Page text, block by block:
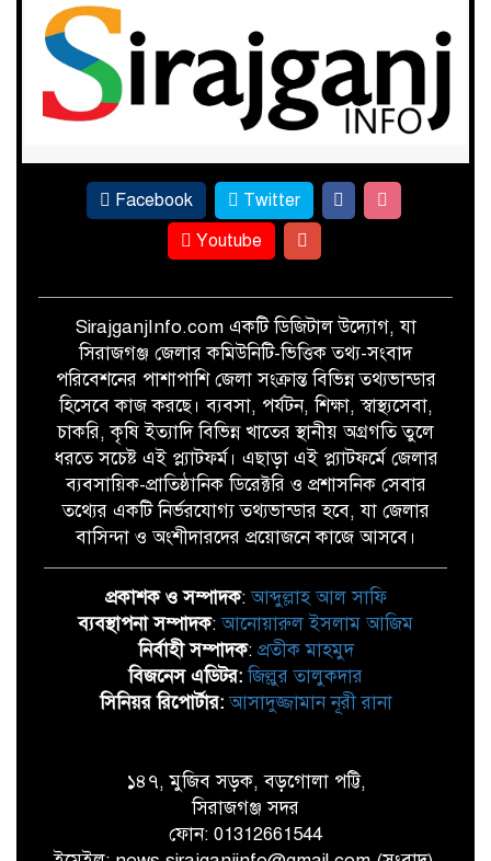
কর্মশালা
Facebook
Twitter
Youtube
SirajganjInfo.com একটি ডিজিটাল উদ্যোগ, যা
সিরাজগঞ্জ জেলার কমিউনিটি-ভিত্তিক তথ্য-সংবাদ
পরিবেশনের পাশাপাশি জেলা সংক্রান্ত বিভিন্ন তথ্যভান্ডার
হিসেবে কাজ করছে। ব্যবসা, পর্যটন, শিক্ষা, স্বাস্থ্যসেবা,
চাকরি, কৃষি ইত্যাদি বিভিন্ন খাতের স্থানীয় অগ্রগতি তুলে
ধরতে সচেষ্ট এই প্ল্যাটফর্ম। এছাড়া এই প্ল্যাটফর্মে জেলার
ব্যবসায়িক-প্রাতিষ্ঠানিক ডিরেক্টরি ও প্রশাসনিক সেবার
তথ্যের একটি নির্ভরযোগ্য তথ্যভান্ডার হবে, যা জেলার
বাসিন্দা ও অংশীদারদের প্রয়োজনে কাজে আসবে।
প্রকাশক ও সম্পাদক:আব্দুল্লাহ আল সাফি
ব্যবস্থাপনা সম্পাদক:আনোয়ারুল ইসলাম আজিম
নির্বাহী সম্পাদক: প্রতীক মাহমুদ
বিজনেস এডিটর: জিল্লুর তালুকদার
সিনিয়র রিপোর্টার: আসাদুজ্জামান নূরী রানা
১৪৭, মুজিব সড়ক, বড়গোলা পট্টি,
সিরাজগঞ্জ সদর
ফোন: 01312661544